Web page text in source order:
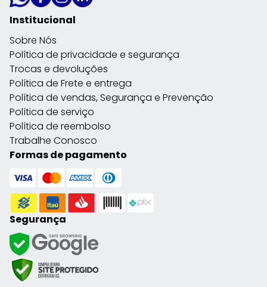
Institucional
Sobre Nós
Política de privacidade e segurança
Trocas e devoluções
Política de Frete e entrega
Política de vendas, Segurança e Prevenção
Política de serviço
Política de reembolso
Trabalhe Conosco
Formas de pagamento
Segurança